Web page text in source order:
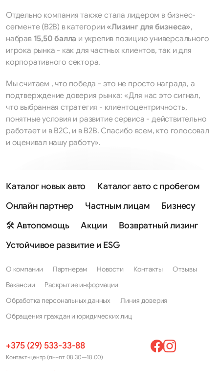
Отдельно компания также стала лидером в бизнес-
сегменте (B2B) в категории «Лизинг для бизнеса»,
набрав 15,50 балла и укрепив позицию универсального
игрока рынка - как для частных клиентов, так и для
корпоративного сектора.
Мы считаем , что победа - это не просто награда, а
подтверждение доверия рынка: «Для нас это сигнал,
что выбранная стратегия - клиентоцентричность,
понятные условия и развитие сервиса - действительно
работает и в B2C, и в B2B. Спасибо всем, кто голосовал
и оценивал нашу работу».
Каталог новых авто
Каталог авто с пробегом
Онлайн партнер
Частным лицам
Бизнесу
🛠 Автопомощь
Акции
Возвратный лизинг
Устойчивое развитие и ESG
О компании Партнерам Новости Контакты
Отзывы
Вакансии
Раскрытие информации
Обработка персональных данных
Линия доверия
Обращения граждан и юридических лиц
+375 (29) 533-33-88
Контакт-центр (пн–пт 08.30—18.00)